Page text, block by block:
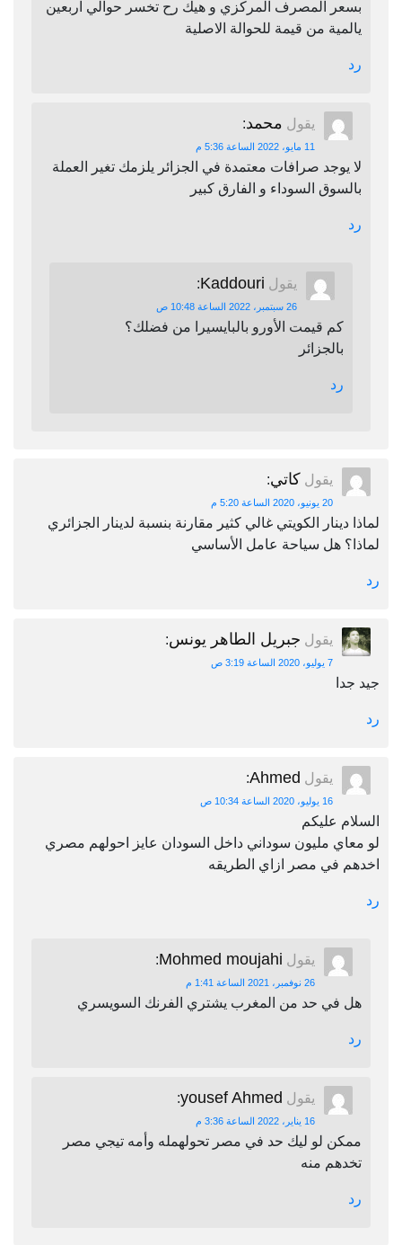
بسعر المصرف المركزي و هيك رح تخسر حوالي اربعين
يالمية من قيمة للحوالة الاصلية
رد
يقول محمد:
11 مايو، 2022 الساعة 5:36 م
لا يوجد صرافات معتمدة في الجزائر يلزمك تغير العملة
بالسوق السوداء و الفارق كبير
رد
يقول Kaddouri
:
26 سبتمبر، 2022 الساعة 10:48 ص
كم قيمت الأورو بالبايسيرا من فضلك؟
بالجزائر
رد
يقول كاتي:
20 يونيو، 2020 الساعة 5:20 م
لماذا دينار الكويتي غالي كثير مقارنة بنسبة لدينار الجزائري
لماذا؟ هل سياحة عامل الأساسي
رد
يقول جبريل الطاهر يونس:
7 يوليو، 2020 الساعة 3:19 ص
جيد جدا
رد
يقول Ahmed
:
16 يوليو، 2020 الساعة 10:34 ص
السلام عليكم
لو معاي مليون سوداني داخل السودان عايز احولهم مصري
اخدهم في مصر ازاي الطريقه
رد
يقول Mohmed moujahi
:
26 نوفمبر، 2021 الساعة 1:41 م
هل في حد من المغرب يشتري الفرنك السويسري
رد
يقول yousef Ahmed
:
16 يناير، 2022 الساعة 3:36 م
ممكن لو ليك حد في مصر تحولهمله وأمه تيجي مصر
تخدهم منه
رد